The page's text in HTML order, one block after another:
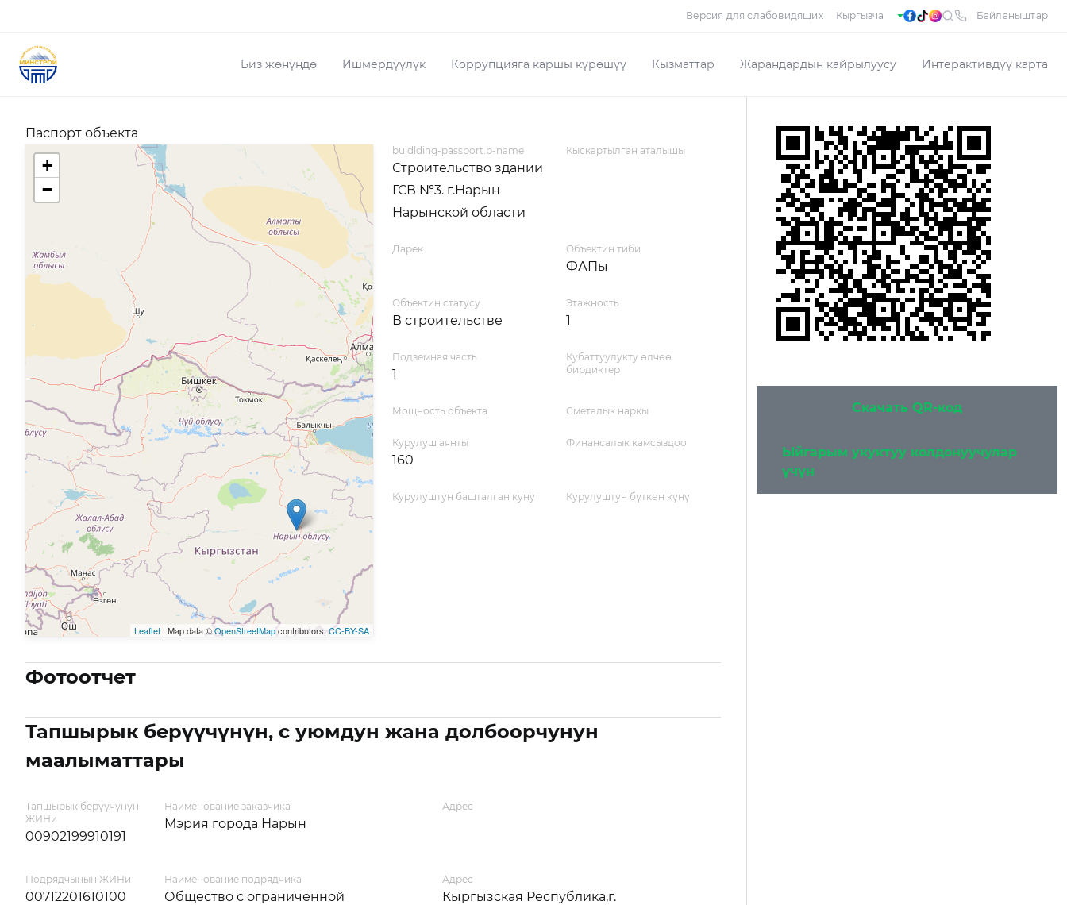
Версия для слабовидящих Байланыштар
Биз жөнүндө Ишмердүүлүк Коррупцияга каршы күрөшүү Кызматтар Жарандардын кайрылуусу Интерактивдүү карта
Паспорт объекта
+
−
Leaflet| Map data ©OpenStreetMapcontributors, CC-BY-SA
buidlding-passport.b-name
Строительство здании
ГСВ №3. г.Нарын
Нарынской области
Кыскартылган аталышы
Дарек Объектин тиби
ФАПы
Объектин статусу
В строительстве
Этажность
1
Подземная часть
1
Кубаттуулукту өлчөө
бирдиктер
Мощность объекта Сметалык наркы
Курулуш аянты
160
Финансалык камсыздоо
Курулуштун башталган куну Курулуштун бүткөн күнү
Фотоотчет
Тапшырык берүүчүнүн, с уюмдун жана долбоорчунун
маалыматтары
Тапшырык берүүчүнүн
ЖИНи
00902199910191
Наименование заказчика
Мэрия города Нарын
Адрес
Подрядчынын ЖИНи
00712201610100
Наименование подрядчика
Общество с ограниченной
Адрес
Кыргызская Республика,г.
Скачать QR-код
Ыйгарым укуктуу колдонуучулар
үчүн